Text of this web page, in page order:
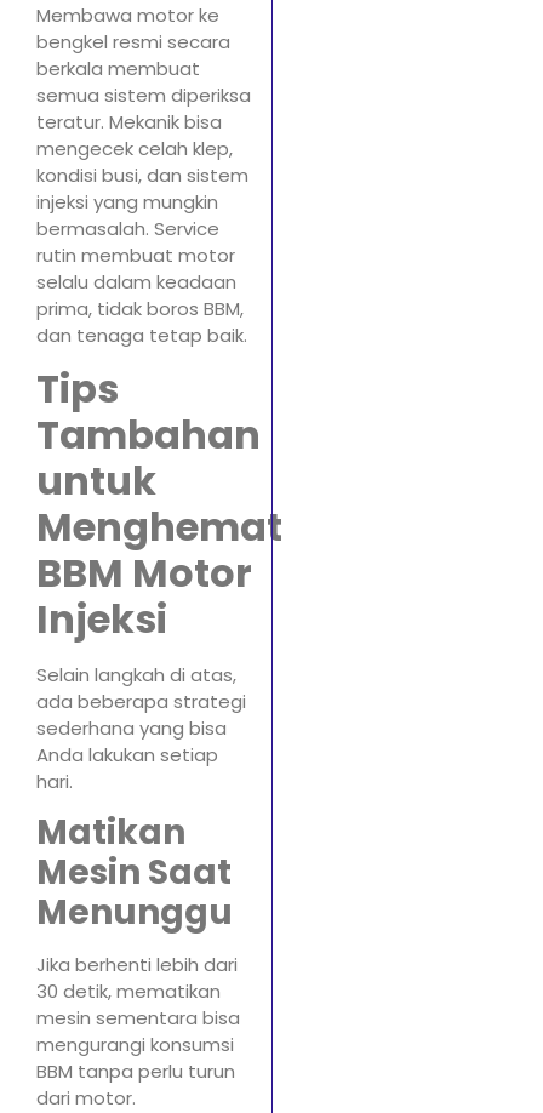
Membawa motor ke
bengkel resmi secara
berkala membuat
semua sistem diperiksa
teratur. Mekanik bisa
mengecek celah klep,
kondisi busi, dan sistem
injeksi yang mungkin
bermasalah. Service
rutin membuat motor
selalu dalam keadaan
prima, tidak boros BBM,
dan tenaga tetap baik.
Tips
Tambahan
untuk
Menghemat
BBM Motor
Injeksi
Selain langkah di atas,
ada beberapa strategi
sederhana yang bisa
Anda lakukan setiap
hari.
Matikan
Mesin Saat
Menunggu
Jika berhenti lebih dari
30 detik, mematikan
mesin sementara bisa
mengurangi konsumsi
BBM tanpa perlu turun
dari motor.